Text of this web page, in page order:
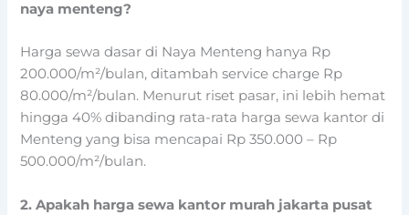
naya menteng?
Harga sewa dasar di Naya Menteng hanya Rp
200.000/m²/bulan, ditambah service charge Rp
80.000/m²/bulan. Menurut riset pasar, ini lebih hemat
hingga 40% dibanding rata-rata harga sewa kantor di
Menteng yang bisa mencapai Rp 350.000 – Rp
500.000/m²/bulan.
2. Apakah harga sewa kantor murah jakarta pusat